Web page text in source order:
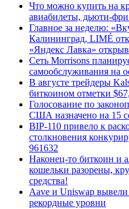
Что можно купить на
авиабилеты, дьюти-
Главное за неделю:
Калининград, LIMÉ
«Яндекс Лавка»
Сеть Morrisons
самообслуживания на
В августе трейдеры
биткоином отметки
Голосование по
США назначено на 15
BIP-110 привело к
столкновения
961632
Наконец-то биткоин и
кошельки разорены,
средства!
Aave и Uniswap
рекордные уровни